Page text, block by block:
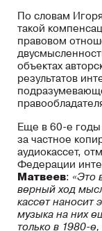
По словам
такой
правовом
объектах
результатов
Еще в 60-е годы
за частное
аудиокассет,
Федерации
Матвеев: «Это
верный ход
кассет наносит
музыка на них
только в 1980-е,